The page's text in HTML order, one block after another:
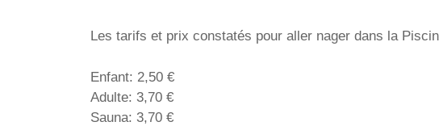
Les tarifs et prix constatés pour aller nager dans la
Enfant: 2,50 €
Adulte: 3,70 €
Sauna: 3,70 €